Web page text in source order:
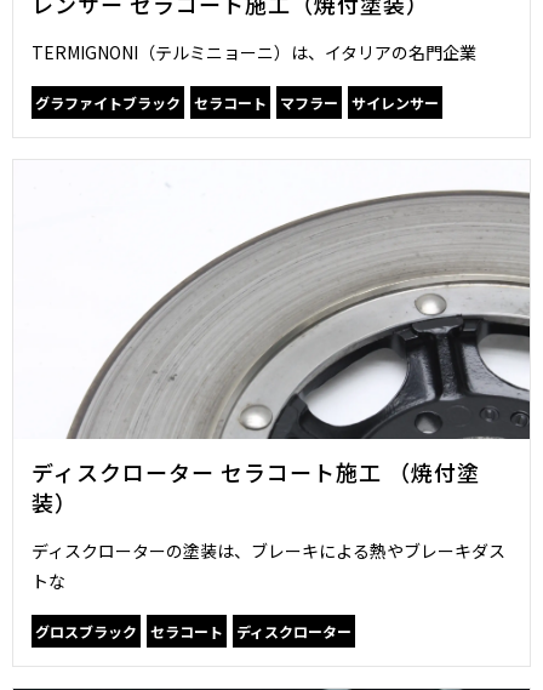
TERMIGNONI（テルミニョーニ）は、イタリアの名門企業
グラファイトブラック セラコート マフラー サイレンサー
ディスクローター セラコート施工 （焼付塗
装）
ディスクローターの塗装は、ブレーキによる熱やブレーキダス
トな
グロスブラック セラコート ディスクローター